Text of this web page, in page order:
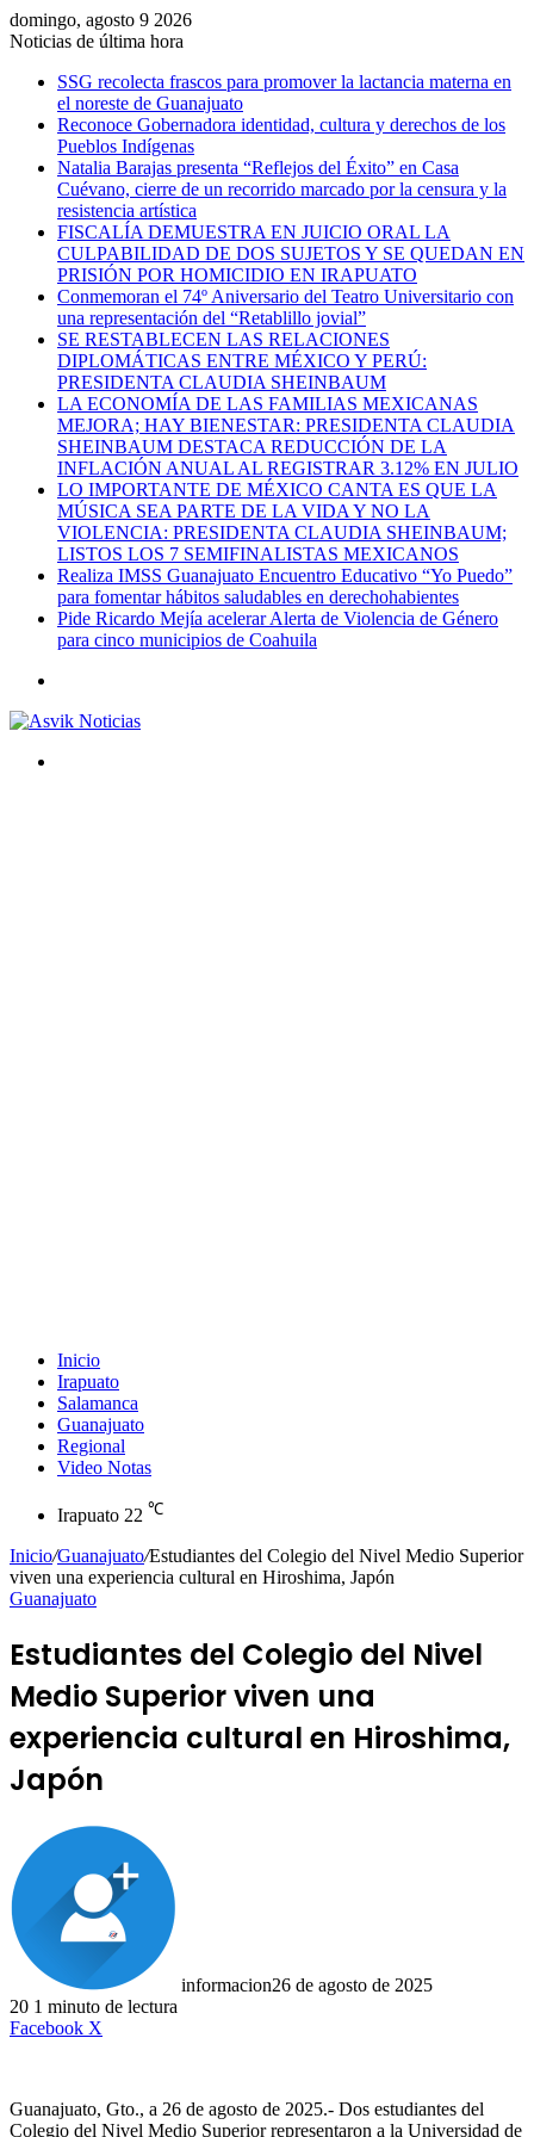
domingo, agosto 9 2026
Noticias de última hora
SSG recolecta frascos para promover la lactancia materna en
el noreste de Guanajuato
Reconoce Gobernadora identidad, cultura y derechos de los
Pueblos Indígenas
Natalia Barajas presenta “Reflejos del Éxito” en Casa
Cuévano, cierre de un recorrido marcado por la censura y la
resistencia artística
FISCALÍA DEMUESTRA EN JUICIO ORAL LA
CULPABILIDAD DE DOS SUJETOS Y SE QUEDAN EN
PRISIÓN POR HOMICIDIO EN IRAPUATO
Conmemoran el 74º Aniversario del Teatro Universitario con
una representación del “Retablillo jovial”
SE RESTABLECEN LAS RELACIONES
DIPLOMÁTICAS ENTRE MÉXICO Y PERÚ:
PRESIDENTA CLAUDIA SHEINBAUM
LA ECONOMÍA DE LAS FAMILIAS MEXICANAS
MEJORA; HAY BIENESTAR: PRESIDENTA CLAUDIA
SHEINBAUM DESTACA REDUCCIÓN DE LA
INFLACIÓN ANUAL AL REGISTRAR 3.12% EN JULIO
LO IMPORTANTE DE MÉXICO CANTA ES QUE LA
MÚSICA SEA PARTE DE LA VIDA Y NO LA
VIOLENCIA: PRESIDENTA CLAUDIA SHEINBAUM;
LISTOS LOS 7 SEMIFINALISTAS MEXICANOS
Realiza IMSS Guanajuato Encuentro Educativo “Yo Puedo”
para fomentar hábitos saludables en derechohabientes
Pide Ricardo Mejía acelerar Alerta de Violencia de Género
para cinco municipios de Coahuila
Inicio
Irapuato
Salamanca
Guanajuato
Regional
Video Notas
Irapuato 22 ℃
Inicio/Guanajuato/Estudiantes del Colegio del Nivel Medio Superior
viven una experiencia cultural en Hiroshima, Japón
Guanajuato
Estudiantes del Colegio del Nivel
Medio Superior viven una
experiencia cultural en Hiroshima,
Japón
informacion26 de agosto de 2025
20 1 minuto de lectura
Facebook X
Guanajuato, Gto., a 26 de agosto de 2025.- Dos estudiantes del
Colegio del Nivel Medio Superior representaron a la Universidad de